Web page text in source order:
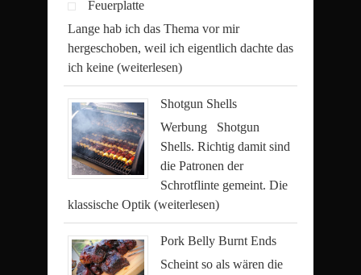
Feuerplatte
Lange hab ich das Thema vor mir
hergeschoben, weil ich eigentlich dachte das
ich keine (weiterlesen)
Shotgun Shells
Werbung Shotgun
Shells. Richtig damit sind
die Patronen der
Schrotflinte gemeint. Die
klassische Optik (weiterlesen)
Pork Belly Burnt Ends
Scheint so als wären die